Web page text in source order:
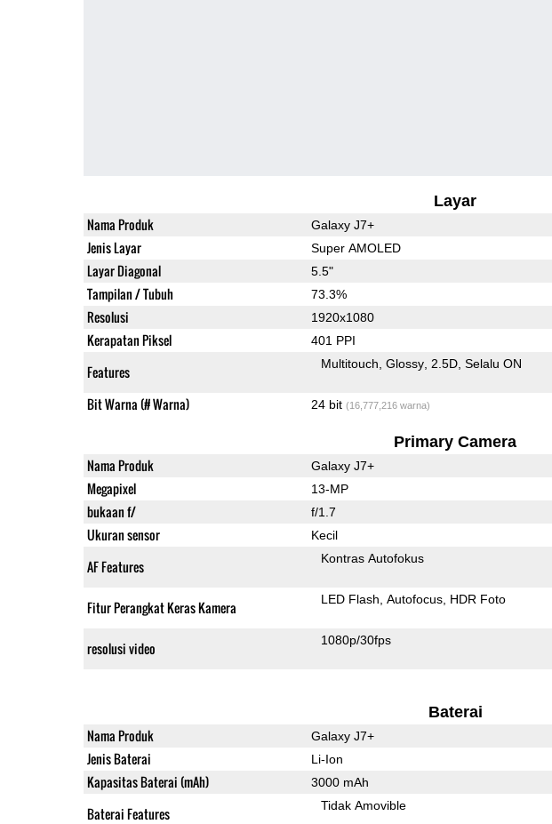
Layar
Nama Produk Galaxy J7+
Jenis Layar Super AMOLED
Layar Diagonal 5.5"
Tampilan / Tubuh 73.3%
Resolusi 1920x1080
Kerapatan Piksel 401 PPI
Features Multitouch Glossy 2.5D Selalu ON
Bit Warna (# Warna) 24 bit (16,777,216 warna)
Primary Camera
Nama Produk Galaxy J7+
Megapixel 13-MP
bukaan f/ f/1.7
Ukuran sensor Kecil
AF Features Kontras Autofokus
Fitur Perangkat Keras Kamera LED Flash Autofocus HDR Foto
resolusi video 1080p/30fps
Baterai
Nama Produk Galaxy J7+
Jenis Baterai Li-Ion
Kapasitas Baterai (mAh) 3000 mAh
Baterai Features Tidak Amovible